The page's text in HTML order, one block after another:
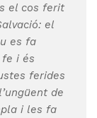
el cos ferit
el
es fa
i és
ferides
de
i les fa